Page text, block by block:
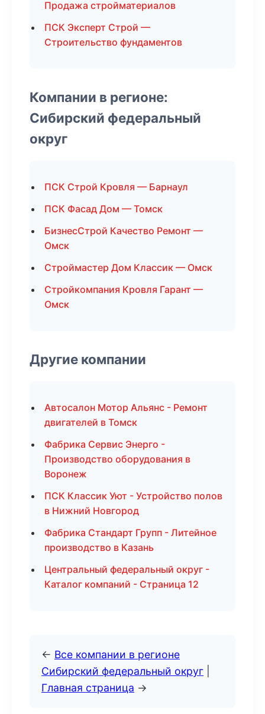
Продажа стройматериалов
ПСК Эксперт Строй —
Строительство фундаментов
Компании в регионе:
Сибирский федеральный
округ
ПСК Строй Кровля — Барнаул
ПСК Фасад Дом — Томск
БизнесСтрой Качество Ремонт —
Омск
Строймастер Дом Классик — Омск
Стройкомпания Кровля Гарант —
Омск
Другие компании
Автосалон Мотор Альянс - Ремонт
двигателей в Томск
Фабрика Сервис Энерго -
Производство оборудования в
Воронеж
ПСК Классик Уют - Устройство полов
в Нижний Новгород
Фабрика Стандарт Групп - Литейное
производство в Казань
Центральный федеральный округ -
Каталог компаний - Страница 12
← Все компании в регионе
Сибирский федеральный округ
Главная страница →